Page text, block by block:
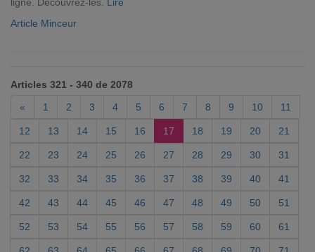
Article Minceur
Articles 321 - 340 de 2078
«
1 2 3 4 5 6 7 8 9 10 11
12 13 14 15 16 17 18 19 20 21
22 23 24 25 26 27 28 29 30 31
32 33 34 35 36 37 38 39 40 41
42 43 44 45 46 47 48 49 50 51
52 53 54 55 56 57 58 59 60 61